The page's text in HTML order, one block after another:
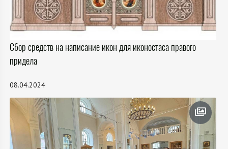
Сбор средств на написание икон для иконостаса правого
придела
08.04.2024